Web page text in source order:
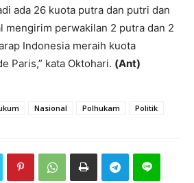
ada 26 kuota putra dan putri dan
mengirim perwakilan 2 putra dan 2
Indonesia meraih kuota
Paris,” kata Oktohari. (Ant)
Nasional Polhukam Politik